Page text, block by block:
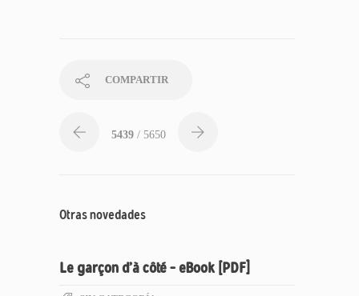
COMPARTIR
5439 / 5650
Otras novedades
Le garçon d’à côté – eBook [PDF]